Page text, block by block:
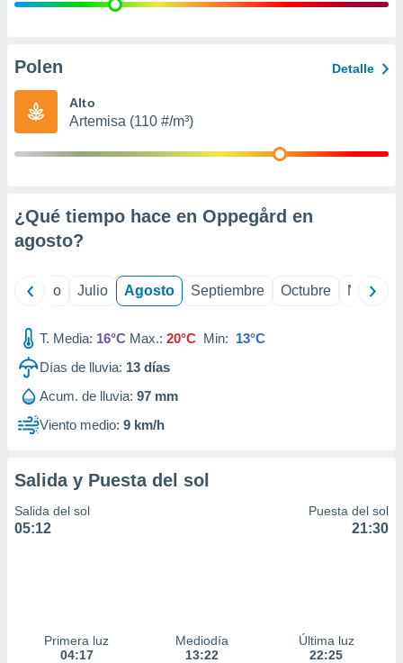
publicidad
de
Polen Detalle
Alto
Artemisa (110 #/m³)
¿Qué tiempo hace en Oppegård en
agosto?
Junio Julio Agosto Septiembre Octubre
T. Media: 16°C Max.: 20°C Min: 13°C
Días de lluvia: 13 días
Acum. de lluvia: 97 mm
Viento medio: 9 km/h
Salida y Puesta del sol
Salida del sol
05:12
Puesta del sol
21:30
Primera luz
04:17
Mediodía
13:22
Última luz
22:25